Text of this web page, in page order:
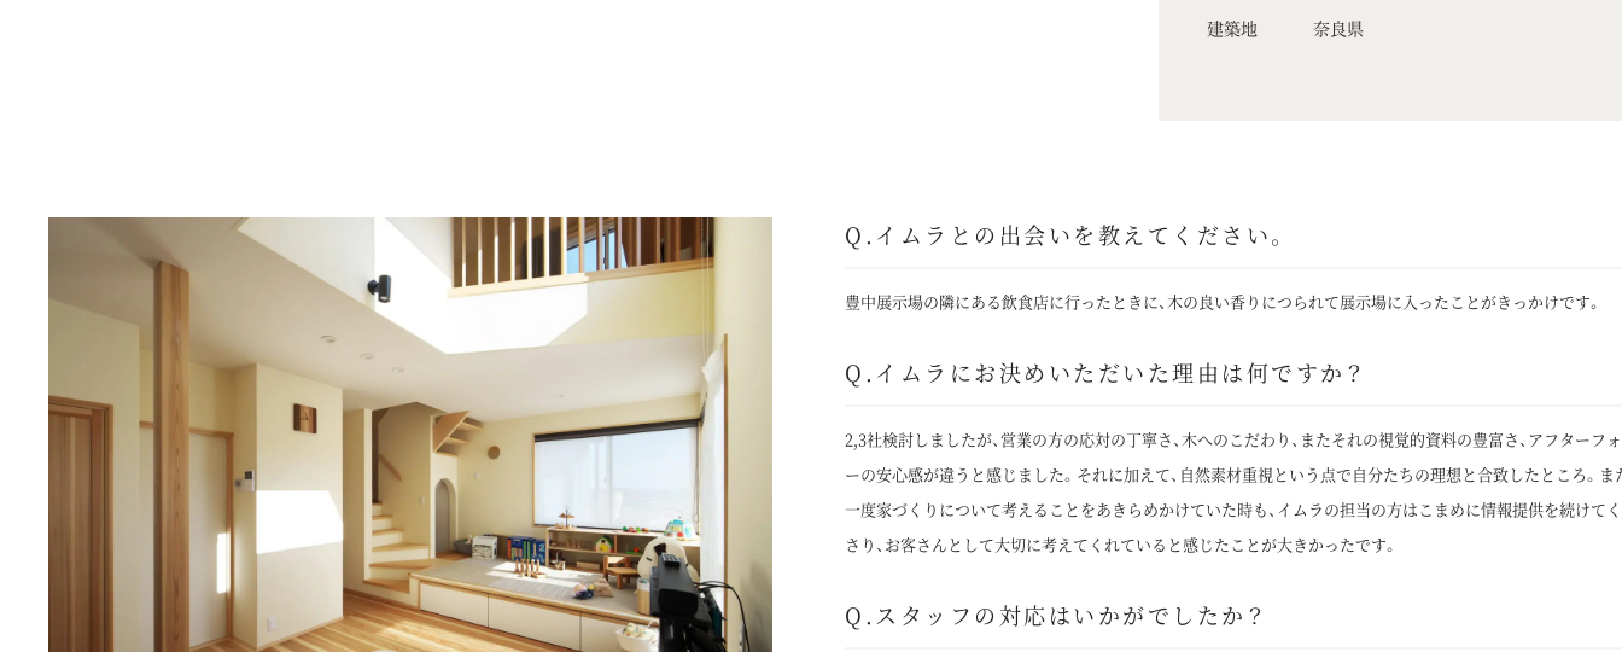
建築地
奈良県
Q.イムラとの出会いを教えてください。
豊中展示場の隣にある飲食店に行ったときに、木の良い香りにつられて展示場に入ったことがきっかけです。
Q.イムラにお決めいただいた理由は何ですか？
2,3社検討しましたが、営業の方の応対の丁寧さ、木へのこだわり、またそれの視覚的資料の豊富さ、アフターフ
ーの安心感が違うと感じました。それに加えて、自然素材重視という点で自分たちの理想と合致したところ。ま
一度家づくりについて考えることをあきらめかけていた時も、イムラの担当の方はこまめに情報提供を続けて
さり、お客さんとして大切に考えてくれていると感じたことが大きかったです。
Q.スタッフの対応はいかがでしたか？